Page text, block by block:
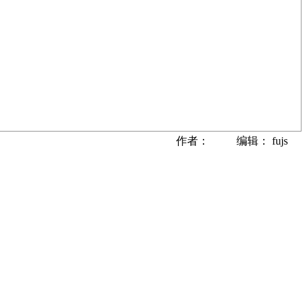
作者： 编辑： fujs